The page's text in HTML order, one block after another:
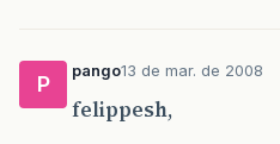
P
pango13 de mar. de 2008
felippesh,